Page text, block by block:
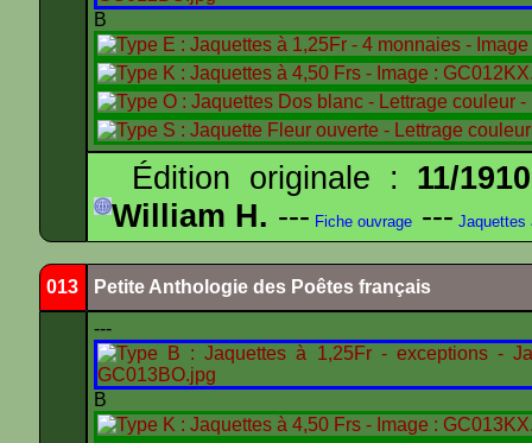
B
Édition originale : 11/1910
William H. --- Fiche ouvrage --- Jaquettes
013 Petite Anthologie des Poêtes français
---
B